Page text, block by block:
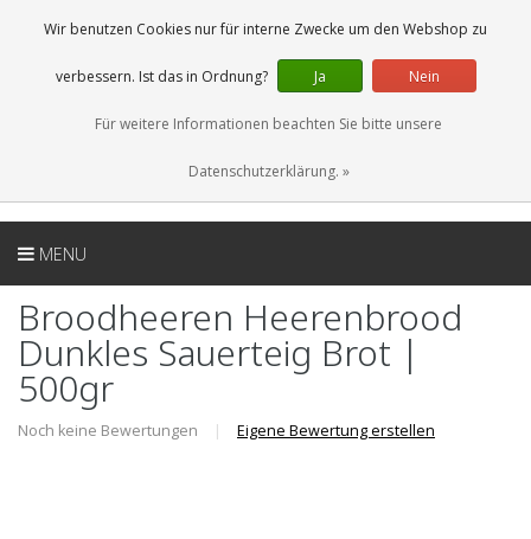
0 Artikel
DE
MENU
Broodheeren Heerenbrood
Dunkles Sauerteig Brot |
500gr
Noch keine Bewertungen | Eigene Bewertung erstellen
Wir benutzen Cookies nur für interne Zwecke um den Webshop zu
verbessern. Ist das in Ordnung? Ja Nein
Für weitere Informationen beachten Sie bitte unsere
Datenschutzerklärung. »